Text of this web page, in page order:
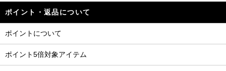
ポイント・返品について
ポイントについて
ポイント5倍対象アイテム